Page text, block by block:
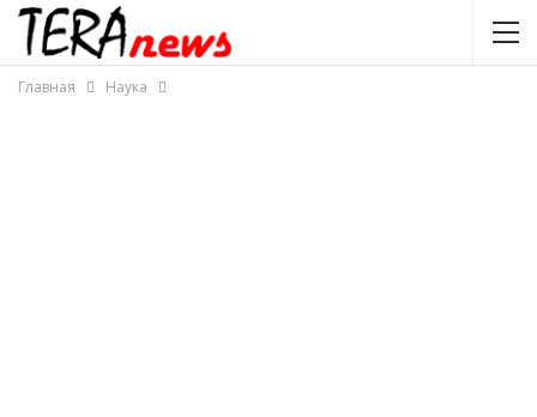
Главная Наука